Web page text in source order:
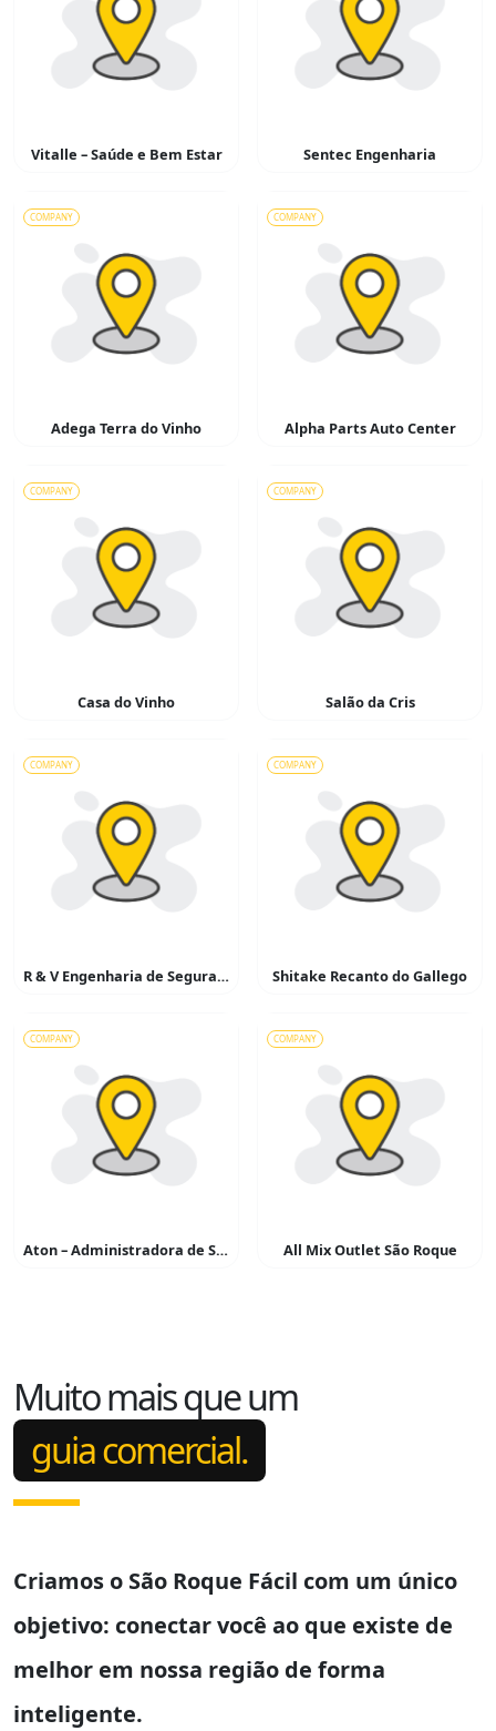
Vitalle – Saúde e Bem Estar Sentec Engenharia
COMPANY
Adega Terra do Vinho
COMPANY
Alpha Parts Auto Center
COMPANY
Casa do Vinho
COMPANY
Salão da Cris
COMPANY
R & V Engenharia de Segurança e Io Ambiente
COMPANY
Shitake Recanto do Gallego
COMPANY
Aton – Administradora de Serviços
COMPANY
All Mix Outlet São Roque
Muito mais que um
guia comercial.
Criamos o São Roque Fácil com um único
objetivo: conectar você ao que existe de
melhor em nossa região de forma
inteligente.